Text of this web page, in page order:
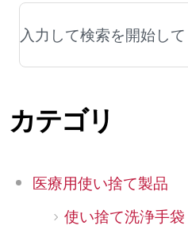
検
索
カテゴリ
医療用使い捨て製品
使い捨て洗浄手袋